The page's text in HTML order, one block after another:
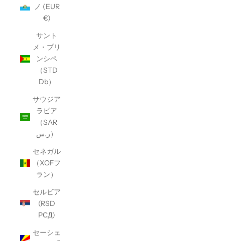
ノ (EUR
€)
サント
メ・プリ
ンシペ
（STD
Db）
サウジア
ラビア
（SAR
ر.س）
セネガル
（XOFフ
ラン）
セルビア
(RSD
РСД)
セーシェ